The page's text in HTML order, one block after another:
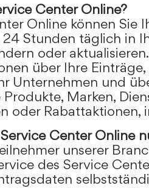
Center Online?
Online können Sie
Stunden täglich in
oder
über Ihre
Unternehmen und
Produkte, Marken,
oder Rabattaktionen,
Center Online
unserer
des Service